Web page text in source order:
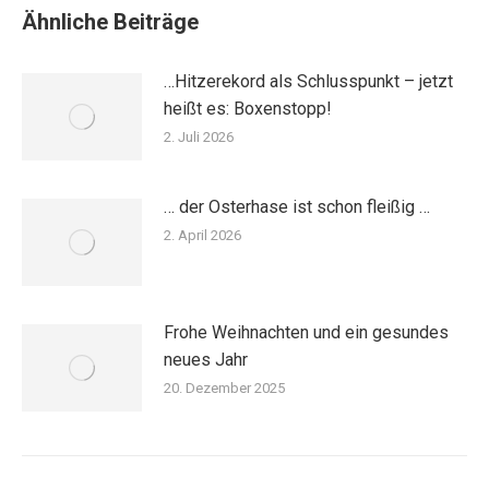
Ähnliche Beiträge
…Hitzerekord als Schlusspunkt – jetzt
heißt es: Boxenstopp!
2. Juli 2026
… der Osterhase ist schon fleißig …
2. April 2026
Frohe Weihnachten und ein gesundes
neues Jahr
20. Dezember 2025